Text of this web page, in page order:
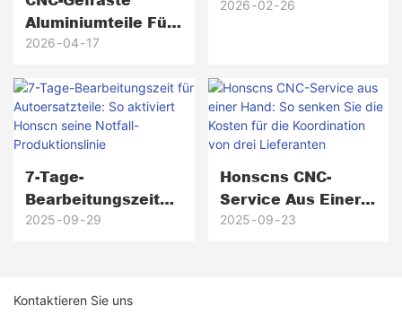
Aluminiumteile Für
Sportwagen: Von
Bis Hin Zu
Hochpräzisen
Hochleistungsteile
2026 04 17
Welches
Für Ihr Projekt?
2026 02 26
7-Tage-
Bearbeitungszeit
Für Autoersatzteile:
2025 09 29
Honscns CNC-
Service Aus Einer
Hand: So Senken
2025 09 23
Kontaktieren Sie uns